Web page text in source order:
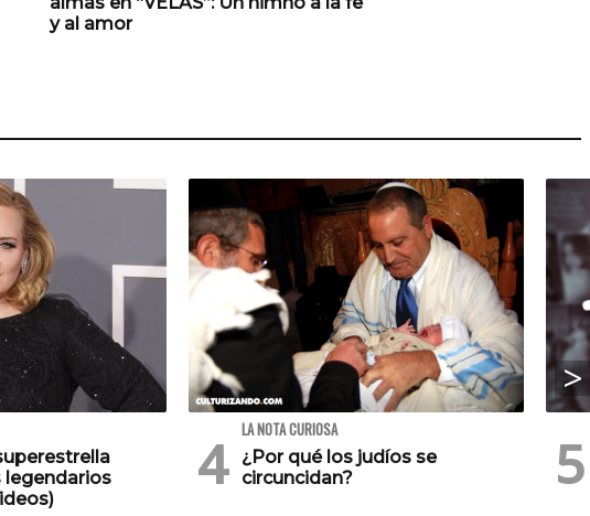
y al amor
legendarios
LA NOTA CURIOSA
¿Por qué los judíos se
circuncidan?